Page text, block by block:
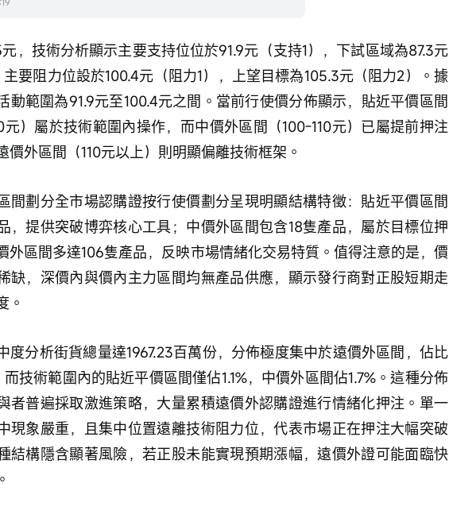
，技術分析顯示主要支持位位於91.9元（支持1），下試區域為87.3元
主要阻力位設於100.4元（阻力1），上望目標為105.3元（阻力2）。據
動範圍為91.9元至100.4元之間。當前行使價分佈顯示，貼近平價區間
元）屬於技術範圍內操作，而中價外區間（100-110元）已屬提前押注
價外區間（110元以上）則明顯偏離技術框架。
間劃分全市場認購證按行使價劃分呈現明顯結構特徵：貼近平價區間
，提供突破博弈核心工具；中價外區間包含18隻產品，屬於目標位押
外區間多達106隻產品，反映市場情緒化交易特質。值得注意的是，價
缺，深價內與價內主力區間均無產品供應，顯示發行商對正股短期走
。
度分析街貨總量達1967.23百萬份，分佈極度集中於遠價外區間，佔比
而技術範圍內的貼近平價區間僅佔1.1%，中價外區間佔1.7%。這種分佈
者普遍採取激進策略，大量累積遠價外認購證進行情緒化押注。單一
現象嚴重，且集中位置遠離技術阻力位，代表市場正在押注大幅突破
結構隱含顯著風險，若正股未能實現預期漲幅，遠價外證可能面臨快